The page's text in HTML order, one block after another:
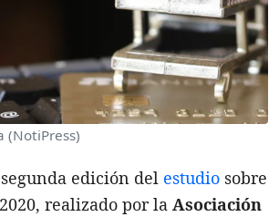
(NotiPress)
edición del estudio sobre
realizado por la Asociación